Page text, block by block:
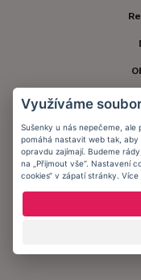
Využíváme
Sušenky u nás nepečeme,
pomáhá nastavit web tak,
opravdu zajímají. Budeme
na „Přijmout vše“. Nastavení
cookies“ v zápatí stránky.